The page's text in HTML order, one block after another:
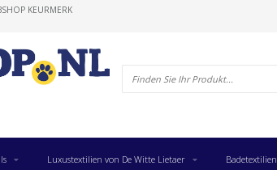
KEURMERK
Luxustextilien von De Witte Lietaer Badetextilien